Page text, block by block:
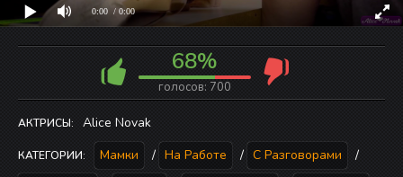
0:00 / 0:00
68%
голосов: 700
АКТРИСЫ: Alice Novak
КАТЕГОРИИ: Мамки / На Работе / С Разговорами
/